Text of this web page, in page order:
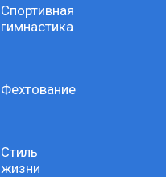
Спортивная
гимнастика
Фехтование
Стиль
жизни